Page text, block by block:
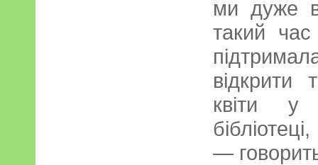
ми дуже
такий
відкрити
квіти у
—